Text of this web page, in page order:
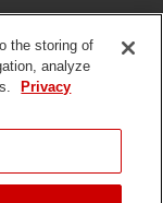
the storing of
analyze
Privacy